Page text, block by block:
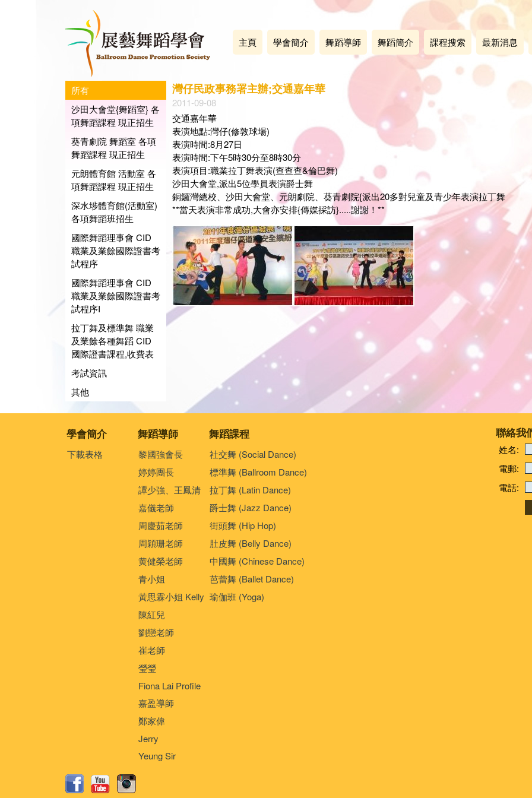
主頁 學會簡介 舞蹈導師 舞蹈簡介 課程搜索 最新消息
所有
沙田大會堂{舞蹈室} 各
項舞蹈課程 現正招生
葵青劇院 舞蹈室 各項
舞蹈課程 現正招生
元朗體育館 活動室 各
項舞蹈課程 現正招生
深水埗體育館(活動室)
各項舞蹈班招生
國際舞蹈理事會 CID
職業及業餘國際證書考
試程序
國際舞蹈理事會 CID
職業及業餘國際證書考
試程序I
拉丁舞及標準舞 職業
及業餘各種舞蹈 CID
國際證書課程,收費表
考試資訊
其他
灣仔民政事務署主辦;交通嘉年華
2011-09-08
交通嘉年華
表演地點:灣仔(修敦球場)
表演時間:8月27日
表演時間:下午5時30分至8時30分
表演項目:職業拉丁舞表演(查查查&倫巴舞)
沙田大會堂,派出5位學員表演爵士舞
銅鑼灣總校、沙田大會堂、元朗劇院、葵青劇院{派出20多對兒童及青少年表演拉丁舞
**當天表演非常成功,大會亦安排{傳媒採訪}.....謝謝！**
學會簡介 舞蹈導師 舞蹈課程
下載表格
黎國強會長
婷婷團長
譚少強、王鳳清
嘉儀老師
周慶茹老師
周穎珊老師
黄健榮老師
青小姐
黃思霖小姐 Kelly
陳紅兒
劉戀老師
崔老師
瑩瑩
Fiona Lai Profile
嘉盈導師
鄭家偉
Jerry
Yeung Sir
社交舞 (Social Dance)
標準舞 (Ballroom Dance)
拉丁舞 (Latin Dance)
爵士舞 (Jazz Dance)
街頭舞 (Hip Hop)
肚皮舞 (Belly Dance)
中國舞 (Chinese Dance)
芭蕾舞 (Ballet Dance)
瑜伽班 (Yoga)
聯絡我
姓名:
電郵:
電話: